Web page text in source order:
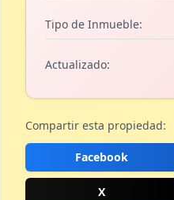
Tipo de Inmueble:
Actualizado:
Compartir esta propiedad:
Facebook
X